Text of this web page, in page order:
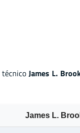
técnico James L.
James L.